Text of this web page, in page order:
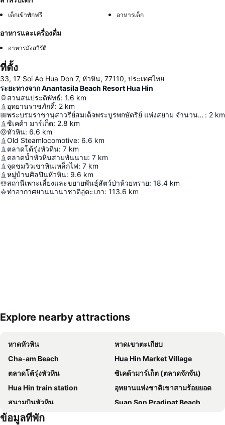
เด็กเข้าพักฟรี อาหารเด็ก
อาหารและเครื่องดื่ม
อาหารมังสวิรัติ
ที่ตั้ง
33, 17 Soi Ao Hua Don 7, หัวหิน, 77110, ประเทศไทย
ระยะทางจาก Anantasila Beach Resort Hua Hin
สวนสนประดิพัทธ์: 1.6 km
อุทยานราชภักดิ์: 2 km
พระบรมราชานุสาวรีย์สมเด็จพระบูรพกษัตริย์ แห่งสยาม จำนวน ๗ พระองค์ : 2 km
ซิเคด้า มาร์เก็ต: 2.8 km
หัวหิน: 6.6 km
Old Steamlocomotive: 6.6 km
ตลาดโต้รุ่งหัวหิน: 7 km
ตลาดน้ำหัวหินสามพันนาม: 7 km
จุดชมวิวเขาหินเหล็กไฟ: 7 km
หมู่บ้านศิลปินหัวหิน: 9.6 km
สถานีเพาะเลี้ยงและขยายพันธุ์สัตว์ป่าห้วยทราย: 18.4 km
ท่าอากาศยานนานาชาติอู่ตะเภา: 113.6 km
Explore nearby attractions
หาดหัวหิน
หาดเขาตะเกียบ
Cha-am Beach
Hua Hin Market Village
ตลาดโต้รุ่งหัวหิน
ซิเคด้ามาร์เก็ต (ตลาดจักจั่น)
Hua Hin train station
อุทยานแห่งชาติเขาสามร้อยยอด
สนามบินหัวหิน
Suan Son Pradipat Beach
สนามกอล์ฟ ปาล์ม ฮิลล์ กอล์ฟ รีสอร์ท แอนด์ คันทรีคลับ
ข้อมูลที่พัก